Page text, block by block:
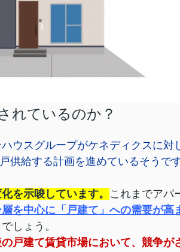
れているのか？
ウスグループがケネディクスに対
供給する計画を進めているそうです
を示唆しています。
これまでアパ
を中心に「戸建て」への需要が高
しょう。
戸建て賃貸市場において、競争が